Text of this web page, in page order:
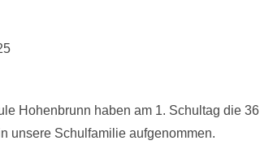
Hohenbrunn haben am 1. Schultag die 36
unsere Schulfamilie aufgenommen.